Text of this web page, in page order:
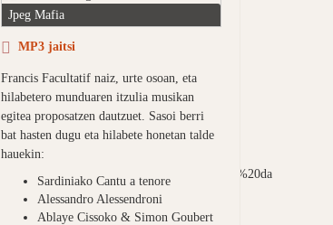
Jpeg Mafia
MP3 jaitsi
Francis Facultatif naiz, urte osoan, eta
hilabetero munduaren itzulia musikan
egitea proposatzen dautzuet. Sasoi berri
bat hasten dugu eta hilabete honetan talde
hauekin:
Sardiniako Cantu a tenore
Alessandro Alessendroni
Ablaye Cissoko & Simon Goubert